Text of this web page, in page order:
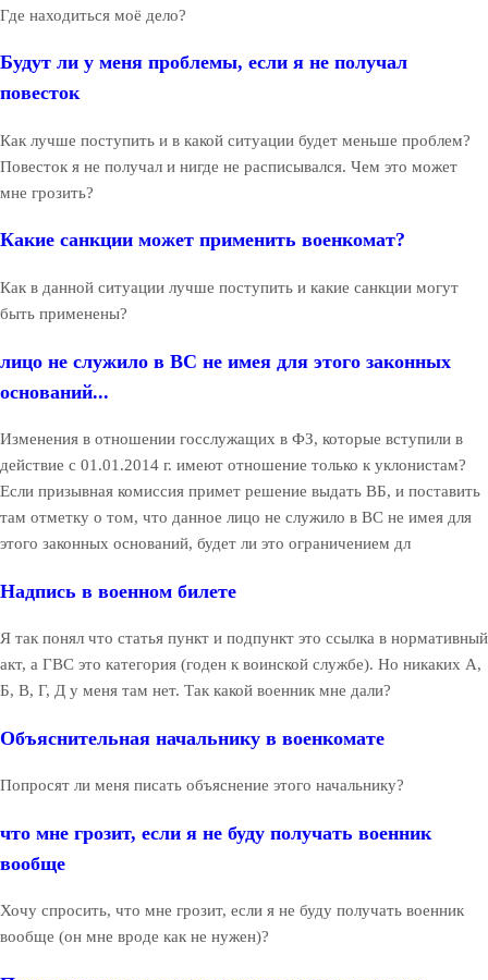
Где находиться моё дело?
Будут ли у меня проблемы, если я не получал
повесток
Как лучше поступить и в какой ситуации будет меньше проблем?
Повесток я не получал и нигде не расписывался. Чем это может
мне грозить?
Какие санкции может применить военкомат?
Как в данной ситуации лучше поступить и какие санкции могут
быть применены?
лицо не служило в ВС не имея для этого законных
оснований...
Изменения в отношении госслужащих в ФЗ, которые вступили в
действие с 01.01.2014 г. имеют отношение только к уклонистам?
Если призывная комиссия примет решение выдать ВБ, и поставить
там отметку о том, что данное лицо не служило в ВС не имея для
этого законных оснований, будет ли это ограничением дл
Надпись в военном билете
Я так понял что статья пункт и подпункт это ссылка в нормативный
акт, а ГВС это категория (годен к воинской службе). Но никаких А,
Б, В, Г, Д у меня там нет. Так какой военник мне дали?
Объяснительная начальнику в военкомате
Попросят ли меня писать объяснение этого начальнику?
что мне грозит, если я не буду получать военник
вообще
Хочу спросить, что мне грозит, если я не буду получать военник
вообще (он мне вроде как не нужен)?